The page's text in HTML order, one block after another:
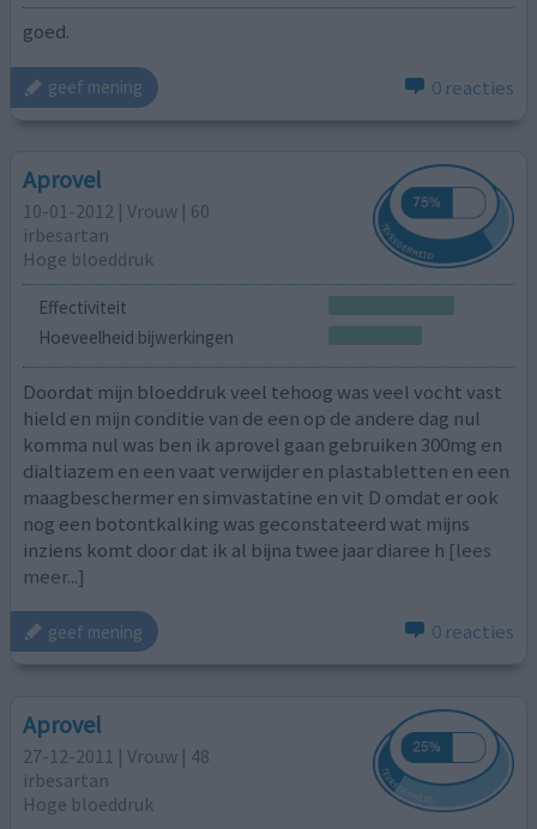
goed.
geef mening 0 reacties
Aprovel
10-01-2012 | Vrouw | 60
irbesartan
Hoge bloeddruk
Effectiviteit
Hoeveelheid bijwerkingen
Doordat mijn bloeddruk veel tehoog was veel vocht vast
hield en mijn conditie van de een op de andere dag nul
komma nul was ben ik aprovel gaan gebruiken 300mg en
dialtiazem en een vaat verwijder en plastabletten en een
maagbeschermer en simvastatine en vit D omdat er ook
nog een botontkalking was geconstateerd wat mijns
inziens komt door dat ik al bijna twee jaar diaree h [lees
meer...]
geef mening 0 reacties
Aprovel
27-12-2011 | Vrouw | 48
irbesartan
Hoge bloeddruk